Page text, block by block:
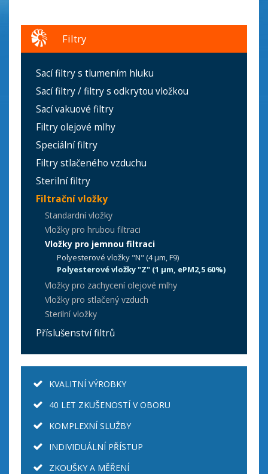
Filtry
Sací filtry s tlumením hluku
Sací filtry / filtry s odkrytou vložkou
Sací vakuové filtry
Filtry olejové mlhy
Speciální filtry
Filtry stlačeného vzduchu
Sterilní filtry
Filtrační vložky
Standardní vložky
Vložky pro hrubou filtraci
Vložky pro jemnou filtraci
Polyesterové vložky "N" (4 µm, F9)
Polyesterové vložky "Z" (1 µm, ePM2,5 60%)
Vložky pro zachycení olejové mlhy
Vložky pro stlačený vzduch
Sterilní vložky
Příslušenství filtrů
KVALITNÍ VÝROBKY
40 LET ZKUŠENOSTÍ V OBORU
KOMPLEXNÍ SLUŽBY
INDIVIDUÁLNÍ PŘÍSTUP
ZKOUŠKY A MĚŘENÍ